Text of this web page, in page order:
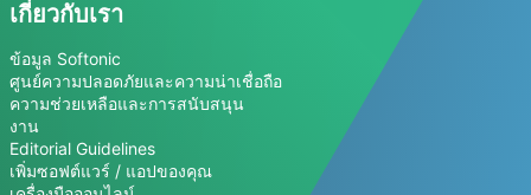
เกี่ยวกับเรา
ข้อมูล Softonic
ศูนย์ความปลอดภัยและความน่าเชื่อถือ
ความช่วยเหลือและการสนับสนุน
งาน
Editorial Guidelines
เพิ่มซอฟต์แวร์ / แอปของคุณ